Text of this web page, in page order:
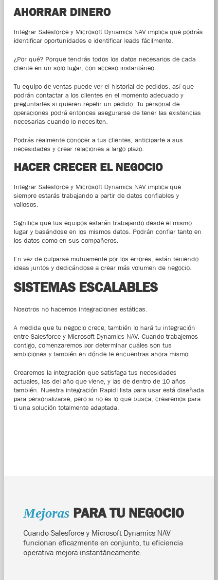
AHORRAR DINERO
Integrar Salesforce y Microsoft Dynamics NAV implica que podrás
identificar oportunidades e identificar leads fácilmente.
¿Por qué? Porque tendrás todos los datos necesarios de cada
cliente en un solo lugar, con acceso instantáneo.
Tu equipo de ventas puede ver el historial de pedidos, así que
podrán contactar a los clientes en el momento adecuado y
preguntarles si quieren repetir un pedido. Tu personal de
operaciones podrá entonces asegurarse de tener las existencias
necesarias cuando lo necesiten.
Podrás realmente conocer a tus clientes, anticiparte a sus
necesidades y crear relaciones a largo plazo.
HACER CRECER EL NEGOCIO
Integrar Salesforce y Microsoft Dynamics NAV implica que
siempre estarás trabajando a partir de datos confiables y
valiosos.
Significa que tus equipos estarán trabajando desde el mismo
lugar y basándose en los mismos datos. Podrán confiar tanto en
los datos como en sus compañeros.
En vez de culparse mutuamente por los errores, están teniendo
ideas juntos y dedicándose a crear más volumen de negocio.
SISTEMAS ESCALABLES
Nosotros no hacemos integraciones estáticas.
A medida que tu negocio crece, también lo hará tu integración
entre Salesforce y Microsoft Dynamics NAV. Cuando trabajemos
contigo, comenzaremos por determinar cuáles son tus
ambiciones y también en dónde te encuentras ahora mismo.
Crearemos la integración que satisfaga tus necesidades
actuales, las del año que viene, y las de dentro de 10 años
también. Nuestra integración Rapidi lista para usar está diseñada
para personalizarse, pero si no es lo que busca, crearemos para
ti una solución totalmente adaptada.
Mejoras PARA TU NEGOCIO
Cuando Salesforce y Microsoft Dynamics NAV
funcionan eficazmente en conjunto, tu eficiencia
operativa mejora instantáneamente.